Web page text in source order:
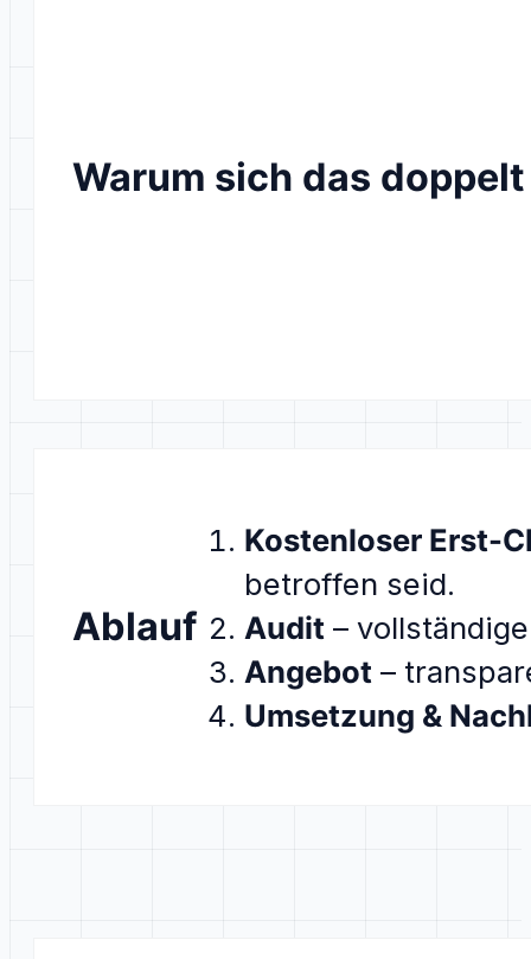
Warum sich das
Ablauf
Kostenloser Erst-
betroffen seid.
Audit –
Angebot –
Umsetzung &